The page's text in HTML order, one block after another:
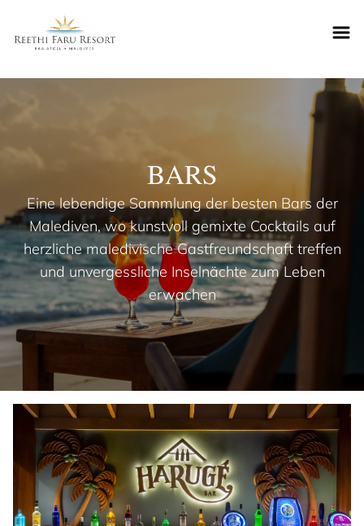
Reethifaru home
BARS
Eine lebendige Sammlung der besten Bars der
Malediven, wo kunstvoll gemixte Cocktails auf
herzliche maledivische Gastfreundschaft treffen
und unvergessliche Inselnächte zum Leben
erwachen